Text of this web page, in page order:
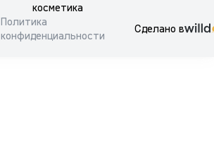
косметика
Политика
конфиденциальности
Сделано в